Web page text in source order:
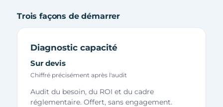
Trois façons de démarrer
Diagnostic capacité
Sur devis
Chiffré précisément après l'audit
Audit du besoin, du ROI et du cadre
réglementaire. Offert, sans engagement.